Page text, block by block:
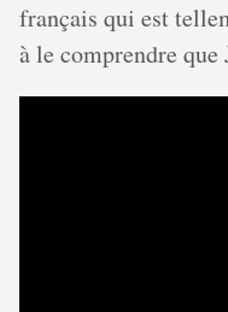
français qui est
à le comprendre